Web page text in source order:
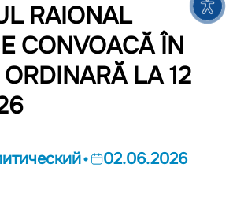
RAIONAL
CONVOACĂ ÎN
LA 12
02.06.2026